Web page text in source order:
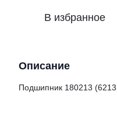
В избранное
Описание
Подшипник 180213